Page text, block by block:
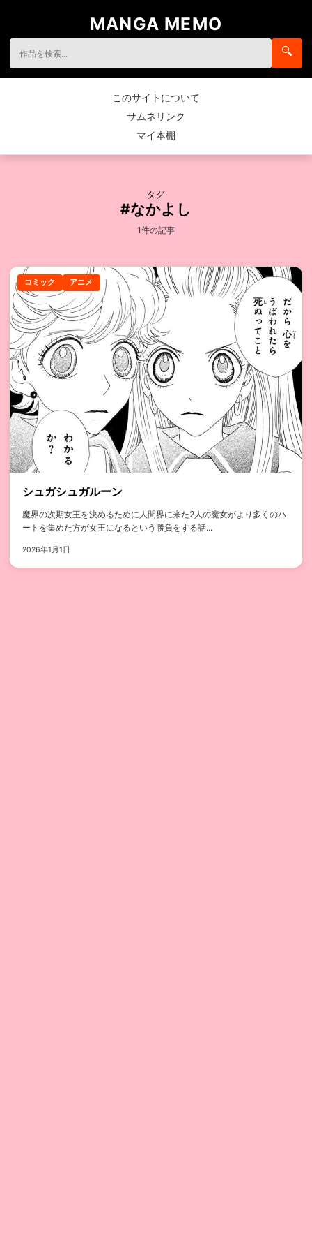
MANGA MEMO
🔍
このサイトについて
サムネリンク
マイ本棚
タグ
#なかよし
1件の記事
コミック アニメ
シュガシュガルーン
魔界の次期女王を決めるために人間界に来た2人の魔女がより多くのハ
ートを集めた方が女王になるという勝負をする話...
2026年1月1日